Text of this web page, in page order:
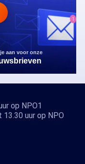
aan voor onze
op NPO1
uur op NPO